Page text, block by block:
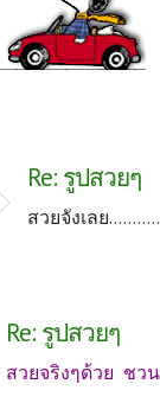
Re: รูปสวยๆ
สวยจังเลย
Re: รูปสวยๆ
สวยจริงๆด้วย ชว